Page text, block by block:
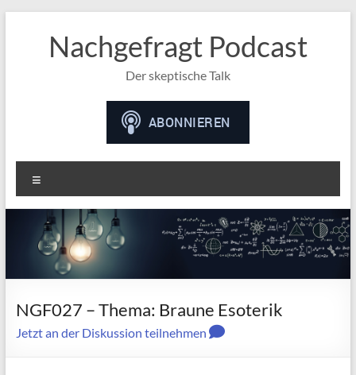
Nachgefragt Podcast
Der skeptische Talk
NGF027 – Thema: Braune Esoterik
Jetzt an der Diskussion teilnehmen